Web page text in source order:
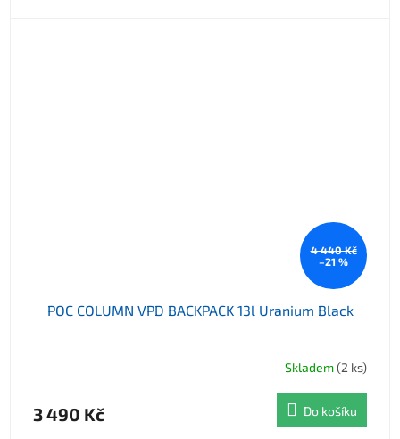
4 440 Kč
–21 %
POC COLUMN VPD BACKPACK 13l Uranium Black
Skladem(2 ks)
3 490 Kč Do košíku